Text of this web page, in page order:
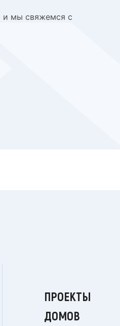
и мы свяжемся с
ПРОЕКТЫ
ДОМОВ